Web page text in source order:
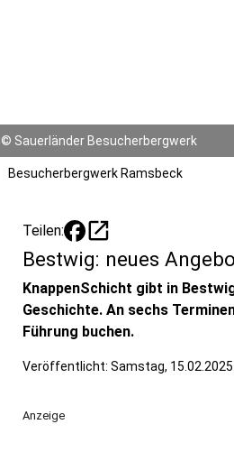
© Sauerländer Besucherbergwerk
Besucherbergwerk Ramsbeck
Teilen: open_in_new
Bestwig: neues
KnappenSchicht gibt in
Geschichte. An sechs
Führung buchen.
Veröffentlicht: Samstag,
Anzeige